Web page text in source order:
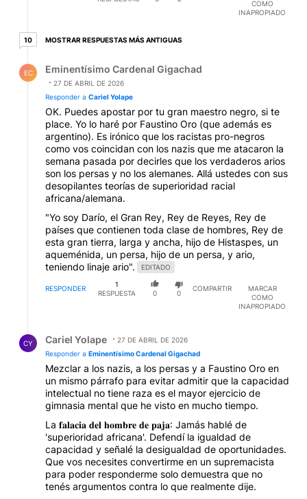
COMO
INAPROPIADO
1010 respuestas más antiguas
MOSTRAR RESPUESTAS MÁS ANTIGUAS
EC Eminentísimo Cardenal Gigachad
27 DE ABRIL DE 2026
Responder a Cariel Yolape
OK. Puedes apostar por tu gran maestro negro, si te
place. Yo lo haré por Faustino Oro (que además es
argentino). Es irónico que los racistas pro-negros
como vos coincidan con los nazis que me atacaron la
semana pasada por decirles que los verdaderos arios
son los persas y no los alemanes. Allá ustedes con sus
desopilantes teorías de superioridad racial
africana/alemana.
"Yo soy Darío, el Gran Rey, Rey de Reyes, Rey de
países que contienen toda clase de hombres, Rey de
esta gran tierra, larga y ancha, hijo de Histaspes, un
aqueménida, un persa, hijo de un persa, y ario,
teniendo linaje ario".
EDITADO
RESPONDER
1
RESPUESTA
0 0
COMPARTIR
MARCAR
COMO
INAPROPIADO
CY Cariel Yolape
27 DE ABRIL DE 2026
Responder a Eminentísimo Cardenal Gigachad
Mezclar a los nazis, a los persas y a Faustino Oro en
un mismo párrafo para evitar admitir que la capacidad
intelectual no tiene raza es el mayor ejercicio de
gimnasia mental que he visto en mucho tiempo.
La 𝐟𝐚𝐥𝐚𝐜𝐢𝐚 𝐝𝐞𝐥 𝐡𝐨𝐦𝐛𝐫𝐞 𝐝𝐞 𝐩𝐚𝐣𝐚: Jamás hablé de
'superioridad africana'. Defendí la igualdad de
capacidad y señalé la desigualdad de oportunidades.
Que vos necesites convertirme en un supremacista
para poder responderme solo demuestra que no
tenés argumentos contra lo que realmente dije.